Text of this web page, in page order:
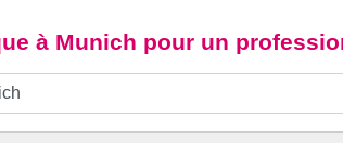
à Munich pour un